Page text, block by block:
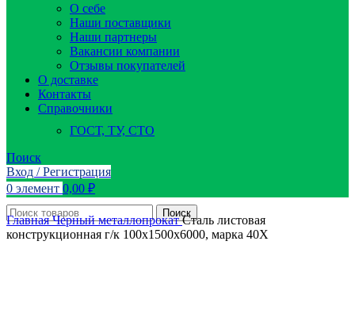
О себе
Наши поставщики
Наши партнеры
Вакансии компании
Отзывы покупателей
О доставке
Контакты
Справочники
ГОСТ, ТУ, СТО
Поиск
Вход / Регистрация
0 элемент 0,00 ₽
Поиск
ГлавнаяЧерный металлопрокатСталь листовая
конструкционная г/к 100х1500х6000, марка 40Х